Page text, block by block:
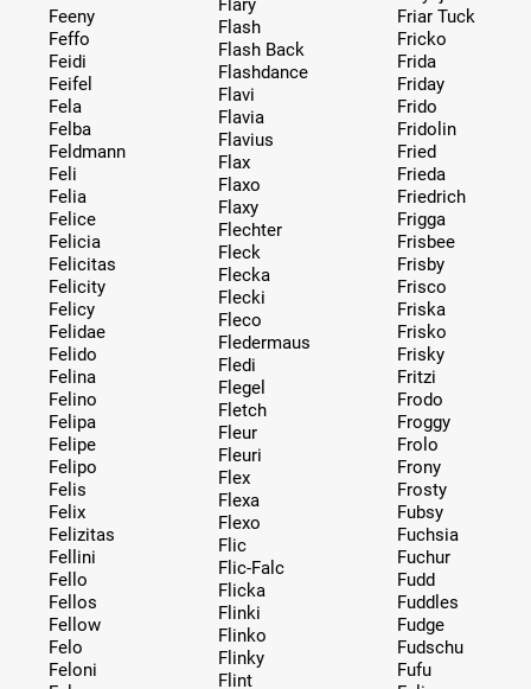
Feeny
Feffo
Feidi
Feifel
Fela
Felba
Feldmann
Feli
Felia
Felice
Felicia
Felicitas
Felicity
Felicy
Felidae
Felido
Felina
Felino
Felipa
Felipe
Felipo
Felis
Felix
Felizitas
Fellini
Fello
Fellos
Fellow
Felo
Feloni
Flary
Flash
Flash Back
Flashdance
Flavi
Flavia
Flavius
Flax
Flaxo
Flaxy
Flechter
Fleck
Flecka
Flecki
Fleco
Fledermaus
Fledi
Flegel
Fletch
Fleur
Fleuri
Flex
Flexa
Flexo
Flic
Flic-Falc
Flicka
Flinki
Flinko
Flinky
Flint
Friar Tuck
Fricko
Frida
Friday
Frido
Fridolin
Fried
Frieda
Friedrich
Frigga
Frisbee
Frisby
Frisco
Friska
Frisko
Frisky
Fritzi
Frodo
Froggy
Frolo
Frony
Frosty
Fubsy
Fuchsia
Fuchur
Fudd
Fuddles
Fudge
Fudschu
Fufu